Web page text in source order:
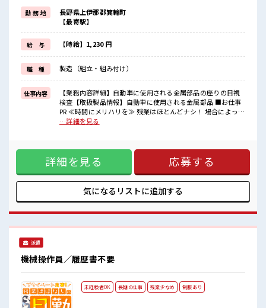
基本的に髪色自由で明るすぎたり奇抜でなければOKです！
(規定有)≪動きやすい制服アリ≫
制服があるので、
毎日の服装の悩み解消♪
≪未経験の方も大カンゲイ≫
新しいことにチャレンジするのは不安だけど、
しっかり働く環境が整っています！
イチからスキルUP・ステップUP目指していきましょう！
≪様々なお仕事をご提案≫
一人で悩まず気軽に相談できる、
派遣のお仕事です！
■職場の雰囲気
髪型・髪色自由♪
派手過ぎなければOKだから、
モチベーションもUP！
勤 務 地
長野県上伊那郡箕輪町
【最寄駅】
給 与 【時給】1,230 円
職 種 製造（組立・組み付け）
仕事内容
【業務内容詳細】自動車に使用される金属部品の座りの目視
検査【取扱製品情報】自動車に使用される金属部品 ■お仕事
PR ≪時間にメリハリを≫ 残業はほとんどナシ！ 場合によって
はお願いすることもあります♪ ≪髪型自由≫ 基本的に髪色自
未経験の方も大カンゲイ≫ 新しいことにチャレンジするのは
不安だけど、 しっかり働く環境が整っています！ イチからス
キルUP・ステップUP目指していきましょう！ ≪様々なお仕
事をご提案≫ 一人で悩まず気軽に相談できる、 派遣のお仕事
間との交流もできちゃうかも？ 髪型・髪色自由♪ 派手過ぎな
…詳細を見る
詳細を見る 応募する
気になるリストに追加する
派遣
機械操作員／履歴書不要
未経験者OK 長期の仕事 残業少なめ 制服あり